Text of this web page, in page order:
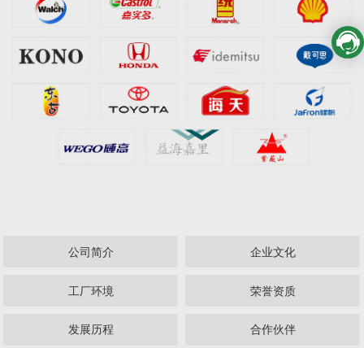
公司简介 企业文化
工厂环境 荣誉资质
发展历程 合作伙伴